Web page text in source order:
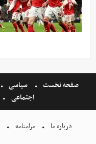
صفحه نخست سیاسی
اجتماعی
درباره ما مرامنامه